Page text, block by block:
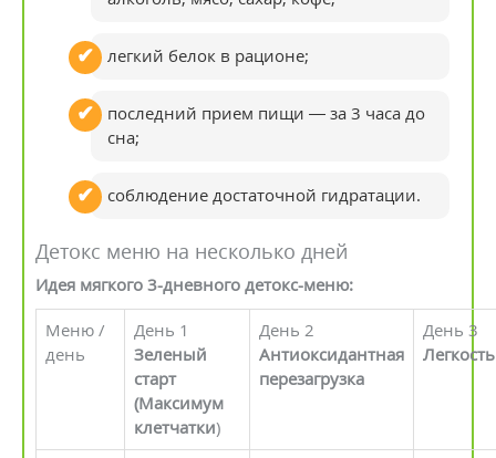
легкий белок в рационе;
последний прием пищи — за 3 часа до
сна;
соблюдение достаточной гидратации.
Детокс меню на несколько дней
Идея мягкого 3-дневного детокс-меню:
Меню /
день
День 1
Зеленый
старт
(Максимум
клетчатки)
День 2
Антиоксидантная
перезагрузка
День 3